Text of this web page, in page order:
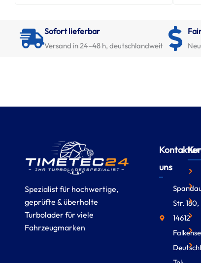
Sofort lieferbar
Versand in 24–48 h, deutschlandweit
Spezialist für hochwertige,
geprüfte & überholte
Turbolader für viele
Fahrzeugmarken
uns
Str. 180,
14612